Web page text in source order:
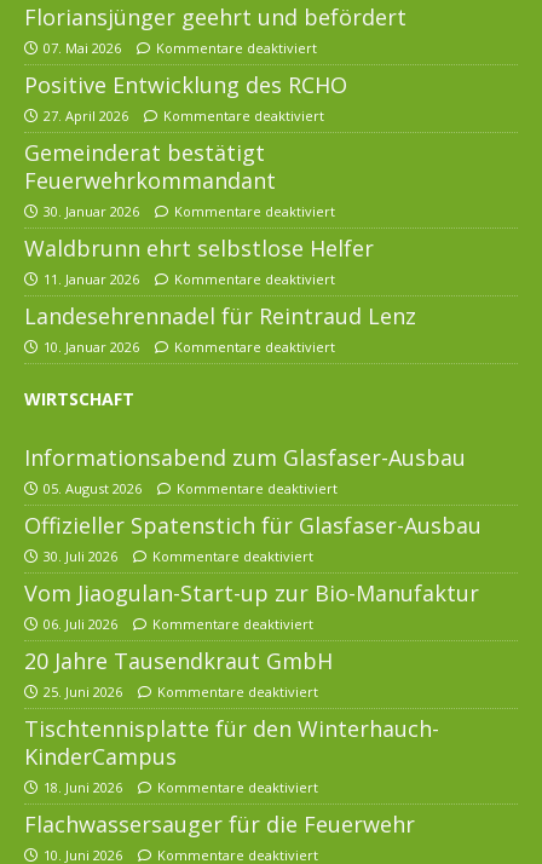
Floriansjünger geehrt und befördert
07. Mai 2026 Kommentare deaktiviert
Positive Entwicklung des RCHO
27. April 2026 Kommentare deaktiviert
Gemeinderat bestätigt
Feuerwehrkommandant
30. Januar 2026 Kommentare deaktiviert
Waldbrunn ehrt selbstlose Helfer
11. Januar 2026 Kommentare deaktiviert
Landesehrennadel für Reintraud Lenz
10. Januar 2026 Kommentare deaktiviert
WIRTSCHAFT
Informationsabend zum Glasfaser-Ausbau
05. August 2026 Kommentare deaktiviert
Offizieller Spatenstich für Glasfaser-Ausbau
30. Juli 2026 Kommentare deaktiviert
Vom Jiaogulan-Start-up zur Bio-Manufaktur
06. Juli 2026 Kommentare deaktiviert
20 Jahre Tausendkraut GmbH
25. Juni 2026 Kommentare deaktiviert
Tischtennisplatte für den Winterhauch-
KinderCampus
18. Juni 2026 Kommentare deaktiviert
Flachwassersauger für die Feuerwehr
10. Juni 2026 Kommentare deaktiviert